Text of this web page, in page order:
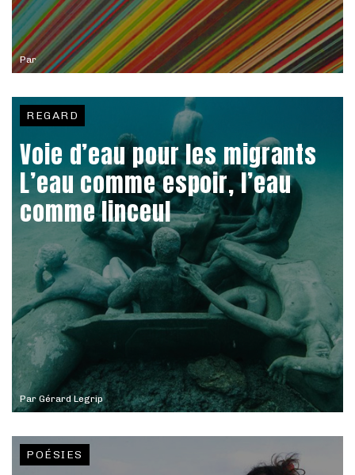
Par
Par Gérard Legrip
REGARD
Voie d’eau pour les migrants
L’eau comme espoir, l’eau
comme linceul
POÉSIES